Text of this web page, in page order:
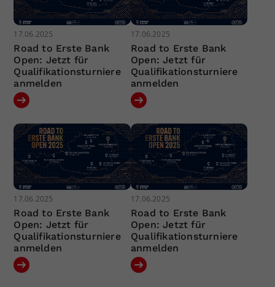
17.06.2025
Road to Erste Bank
Open: Jetzt für
Qualifikationsturniere
anmelden
17.06.2025
Road to Erste Bank
Open: Jetzt für
Qualifikationsturniere
anmelden
17.06.2025
Road to Erste Bank
Open: Jetzt für
Qualifikationsturniere
anmelden
17.06.2025
Road to Erste Bank
Open: Jetzt für
Qualifikationsturniere
anmelden